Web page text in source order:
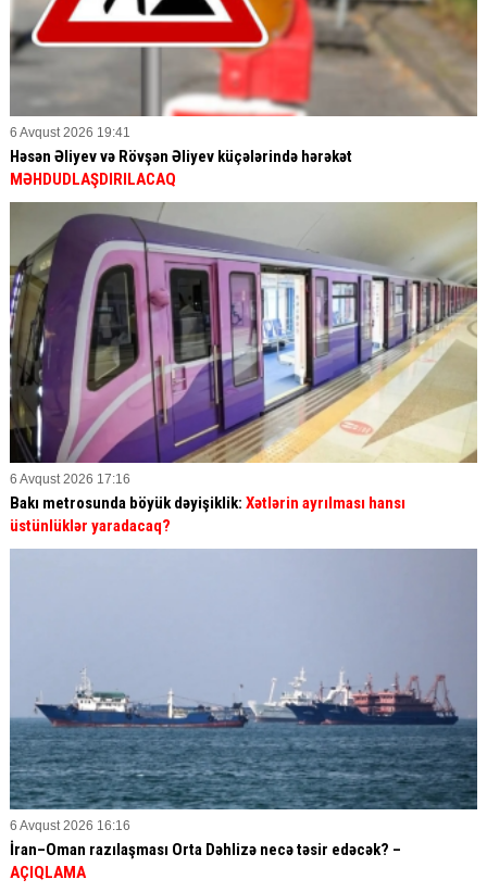
6 Avqust 2026 19:41
Həsən Əliyev və Rövşən Əliyev küçələrində hərəkət
MƏHDUDLAŞDIRILACAQ
6 Avqust 2026 17:16
Bakı metrosunda böyük dəyişiklik: Xətlərin ayrılması hansı
üstünlüklər yaradacaq?
6 Avqust 2026 16:16
İran–Oman razılaşması Orta Dəhlizə necə təsir edəcək? –
AÇIQLAMA